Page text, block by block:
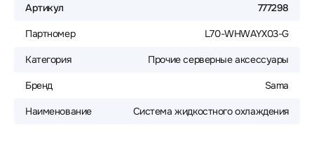
Артикул 777298
Партномер L70-WHWAYX03-G
Категория Прочие серверные аксессуары
Бренд Sama
Наименование Система жидкостного охлаждения